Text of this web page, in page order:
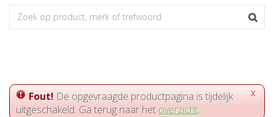
x
Fout! De opgevraagde productpagina is tijdelijk
uitgeschakeld. Ga terug naar het overzicht.